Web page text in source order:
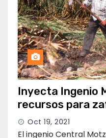
Inyecta Ingenio
recursos para
Oct 19, 2021
El ingenio Central